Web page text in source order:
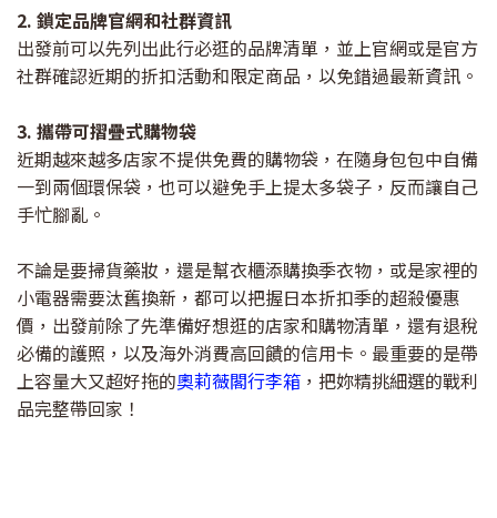
2. 鎖定品牌官網和社群資訊
出發前可以先列出此行必逛的品牌清單，並上官網或是官方
社群確認近期的折扣活動和限定商品，以免錯過最新資訊。
3. 攜帶可摺疊式購物袋
近期越來越多店家不提供免費的購物袋，在隨身包包中自備
一到兩個環保袋，也可以避免手上提太多袋子，反而讓自己
手忙腳亂。
不論是要掃貨藥妝，還是幫衣櫃添購換季衣物，或是家裡的
小電器需要汰舊換新，都可以把握日本折扣季的超殺優惠
價，出發前除了先準備好想逛的店家和購物清單，還有退稅
必備的護照，以及海外消費高回饋的信用卡。最重要的是帶
上容量大又超好拖的奧莉薇閣行李箱 ，把妳精挑細選的戰利
品完整帶回家！